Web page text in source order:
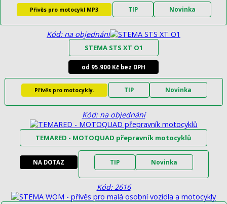
Přivěs pro motocykl MP3 TIP Novinka
Kód: na objednání
STEMA STS XT O1
od 95.900 Kč bez DPH
Přívěs pro motocykly. TIP Novinka
Kód: na objednání
TEMARED - MOTOQUAD přepravník motocyklů
NA DOTAZ TIP Novinka
Kód: 2616